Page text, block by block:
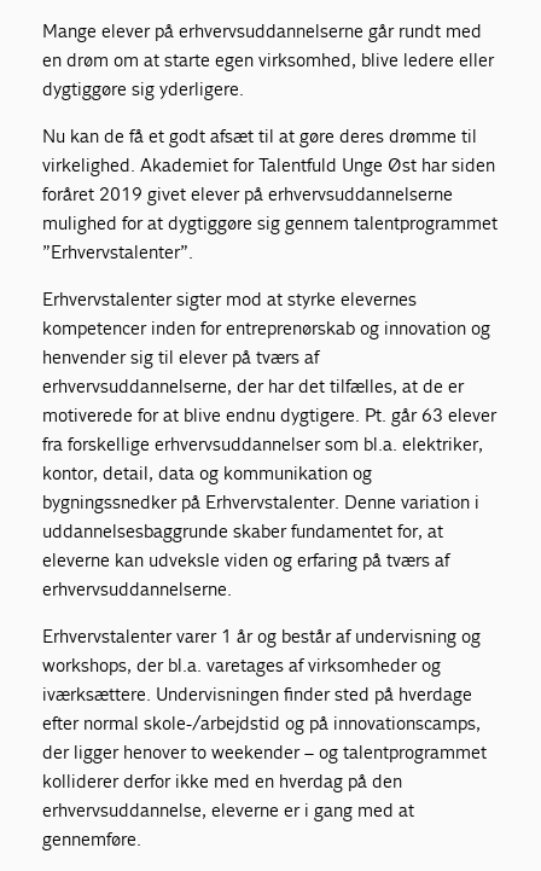
Mange elever på erhvervsuddannelserne går rundt med
en drøm om at starte egen virksomhed, blive ledere eller
dygtiggøre sig yderligere.
Nu kan de få et godt afsæt til at gøre deres drømme til
virkelighed. Akademiet for Talentfuld Unge Øst har siden
foråret 2019 givet elever på erhvervsuddannelserne
mulighed for at dygtiggøre sig gennem talentprogrammet
”Erhvervstalenter”.
Erhvervstalenter sigter mod at styrke elevernes
kompetencer inden for entreprenørskab og innovation og
henvender sig til elever på tværs af
erhvervsuddannelserne, der har det tilfælles, at de er
motiverede for at blive endnu dygtigere. Pt. går 63 elever
fra forskellige erhvervsuddannelser som bl.a. elektriker,
kontor, detail, data og kommunikation og
bygningssnedker på Erhvervstalenter. Denne variation i
uddannelsesbaggrunde skaber fundamentet for, at
eleverne kan udveksle viden og erfaring på tværs af
erhvervsuddannelserne.
Erhvervstalenter varer 1 år og består af undervisning og
workshops, der bl.a. varetages af virksomheder og
iværksættere. Undervisningen finder sted på hverdage
efter normal skole-/arbejdstid og på innovationscamps,
der ligger henover to weekender – og talentprogrammet
kolliderer derfor ikke med en hverdag på den
erhvervsuddannelse, eleverne er i gang med at
gennemføre.